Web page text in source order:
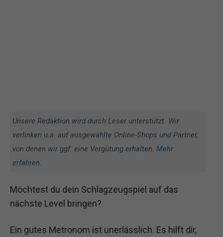
Unsere Redaktion wird durch Leser unterstützt. Wir
verlinken u.a. auf ausgewählte Online-Shops und Partner,
von denen wir ggf. eine Vergütung erhalten. Mehr
erfahren.
Möchtest du dein Schlagzeugspiel auf das
nächste Level bringen?
Ein gutes Metronom ist unerlässlich. Es hilft dir,